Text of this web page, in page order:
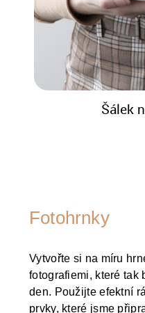
Šálek
Fotohrnky
Vytvořte si na míru
fotografiemi, které tak
den. Použijte efektní
prvky, které jsme